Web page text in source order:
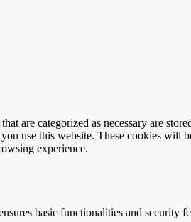
are categorized as necessary are
use this website. These cookies will
experience.
basic functionalities and security